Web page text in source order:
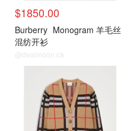
$1850.00
Burberry Monogram 羊毛丝
混纺开衫
@dealmoon.ca